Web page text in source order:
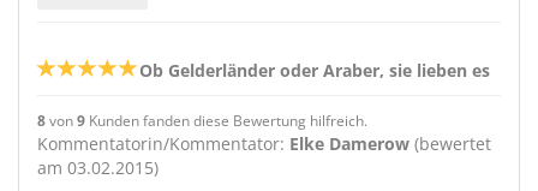
Ob Gelderländer oder Araber, sie lieben es
8von9 Kunden fanden diese Bewertung hilfreich.
Kommentatorin/Kommentator: Elke Damerow (bewertet
am 03.02.2015)